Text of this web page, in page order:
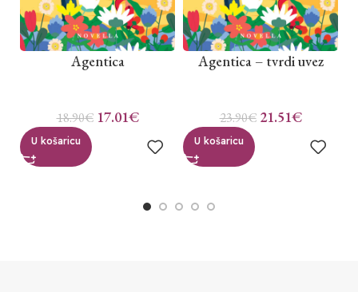
Agentica
18.90€ 17.01€
U košaricu
Agentica – tvrdi uvez
23.90€ 21.51€
U košaricu